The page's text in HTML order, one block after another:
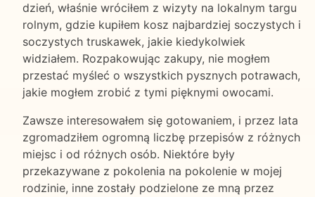
dzień, właśnie wróciłem z wizyty na lokalnym targu
rolnym, gdzie kupiłem kosz najbardziej soczystych i
soczystych truskawek, jakie kiedykolwiek
widziałem. Rozpakowując zakupy, nie mogłem
przestać myśleć o wszystkich pysznych potrawach,
jakie mogłem zrobić z tymi pięknymi owocami.
Zawsze interesowałem się gotowaniem, i przez lata
zgromadziłem ogromną liczbę przepisów z różnych
miejsc i od różnych osób. Niektóre były
przekazywane z pokolenia na pokolenie w mojej
rodzinie, inne zostały podzielone ze mną przez